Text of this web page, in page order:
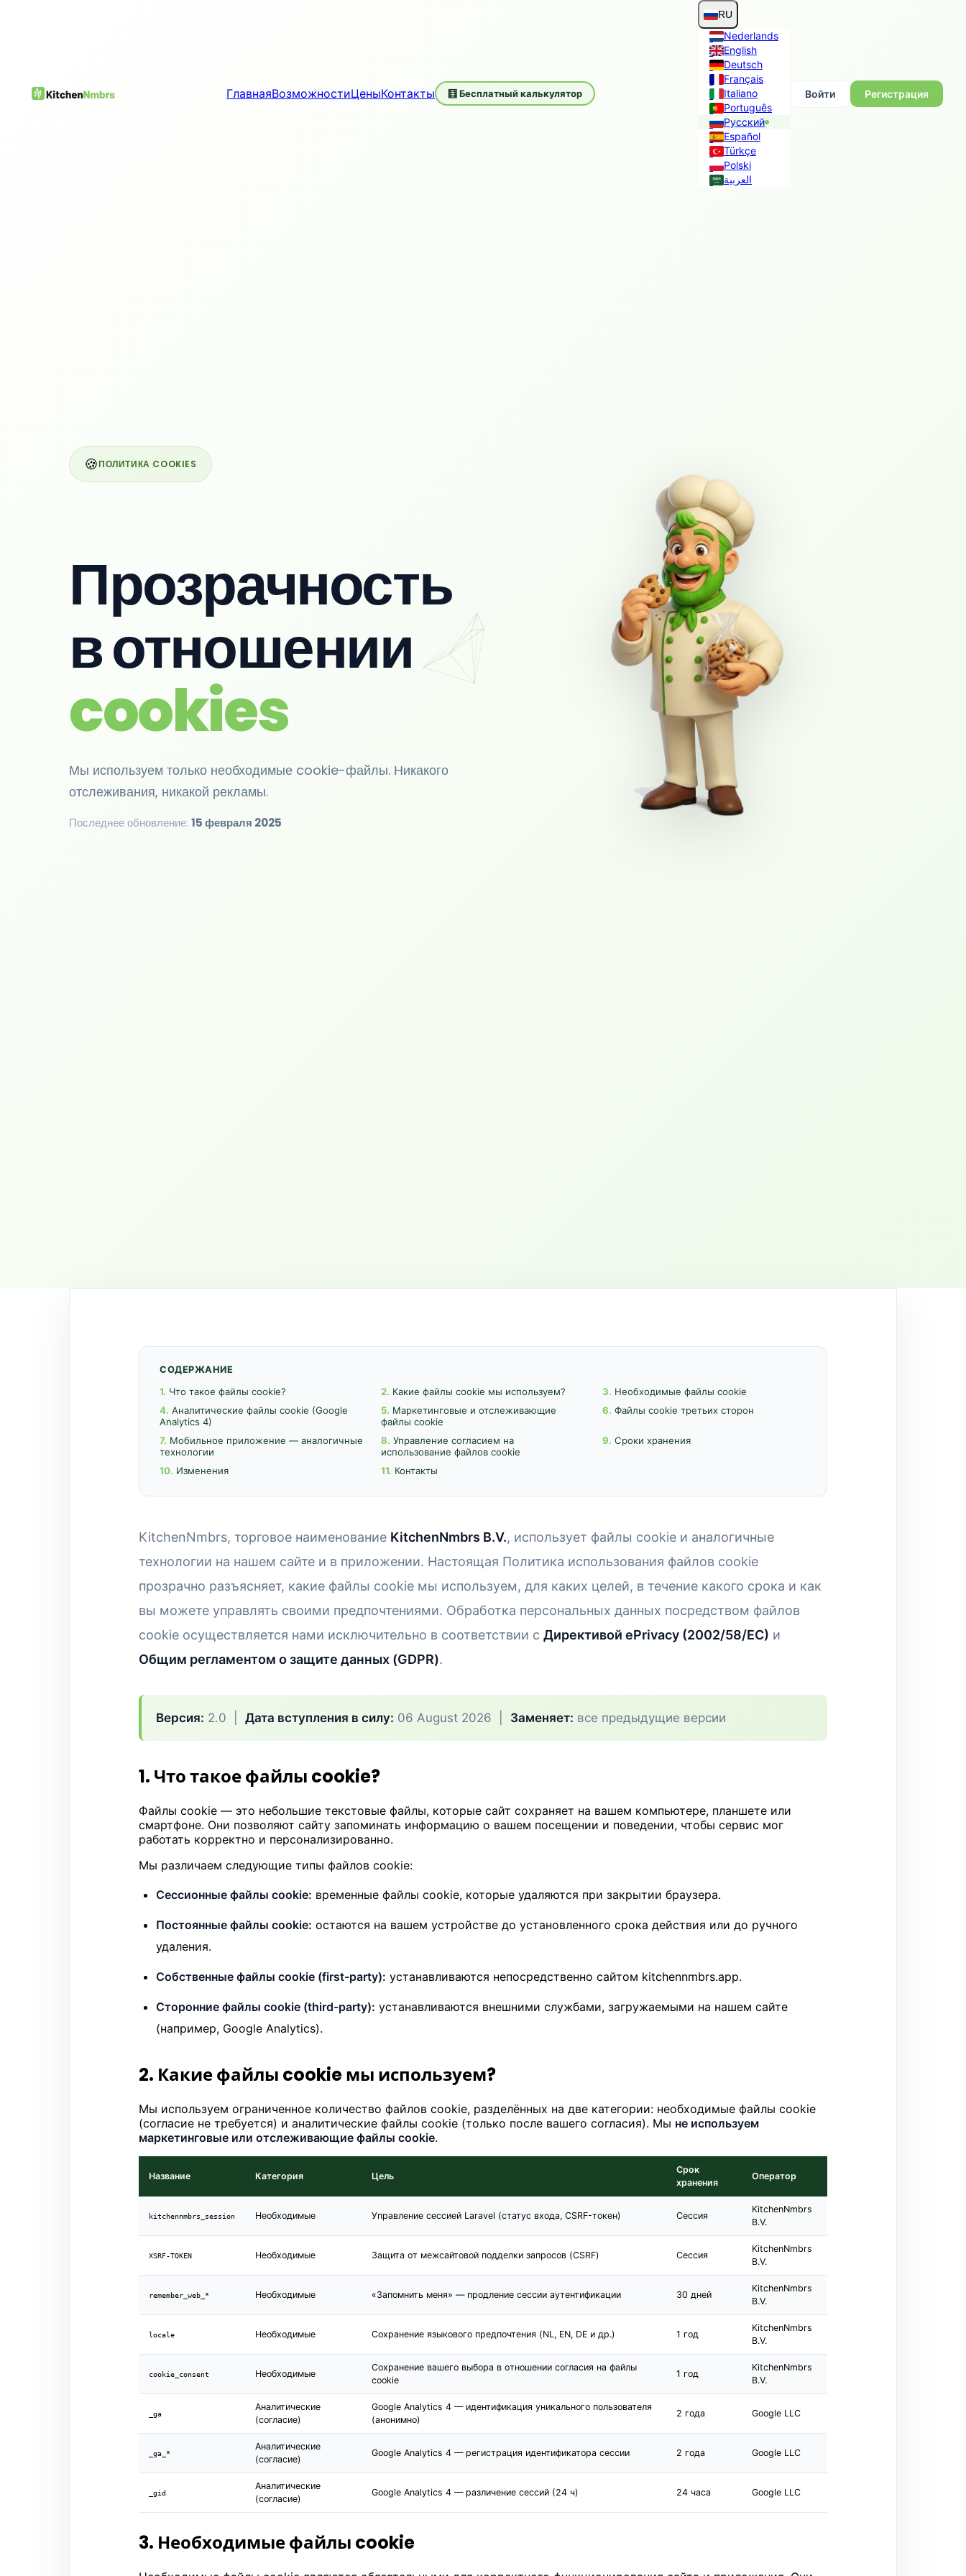
ГлавнаяВозможностиЦеныКонтакты 🧮 Бесплатный калькулятор
RU
Nederlands
English
Deutsch
Français
Italiano
Português
Русский
Español
Türkçe
Polski
العربية
Войти Регистрация
🍪ПОЛИТИКА COOKIES
Прозрачность
в отношении
cookies
Мы используем только необходимые cookie-файлы. Никакого
отслеживания, никакой рекламы.
Последнее обновление: 15 февраля 2025
СОДЕРЖАНИЕ
1. Что такое файлы cookie? 2. Какие файлы cookie мы используем? 3. Необходимые файлы cookie
4. Аналитические файлы cookie (Google
Analytics 4)
5. Маркетинговые и отслеживающие
файлы cookie
6. Файлы cookie третьих сторон
7. Мобильное приложение — аналогичные
технологии
8. Управление согласием на
использование файлов cookie
9. Сроки хранения
10. Изменения 11. Контакты
KitchenNmbrs, торговое наименование KitchenNmbrs B.V., использует файлы cookie и аналогичные
технологии на нашем сайте и в приложении. Настоящая Политика использования файлов cookie
прозрачно разъясняет, какие файлы cookie мы используем, для каких целей, в течение какого срока и как
вы можете управлять своими предпочтениями. Обработка персональных данных посредством файлов
cookie осуществляется нами исключительно в соответствии с Директивой ePrivacy (2002/58/EC) и
Общим регламентом о защите данных (GDPR).
Версия: 2.0 | Дата вступления в силу: 06 August 2026 | Заменяет: все предыдущие версии
1. Что такое файлы cookie?
Файлы cookie — это небольшие текстовые файлы, которые сайт сохраняет на вашем компьютере, планшете или
смартфоне. Они позволяют сайту запоминать информацию о вашем посещении и поведении, чтобы сервис мог
работать корректно и персонализированно.
Мы различаем следующие типы файлов cookie:
Сессионные файлы cookie: временные файлы cookie, которые удаляются при закрытии браузера.
Постоянные файлы cookie: остаются на вашем устройстве до установленного срока действия или до ручного
удаления.
Собственные файлы cookie (first-party): устанавливаются непосредственно сайтом kitchennmbrs.app.
Сторонние файлы cookie (third-party): устанавливаются внешними службами, загружаемыми на нашем сайте
(например, Google Analytics).
2. Какие файлы cookie мы используем?
Мы используем ограниченное количество файлов cookie, разделённых на две категории: необходимые файлы cookie
(согласие не требуется) и аналитические файлы cookie (только после вашего согласия). Мы не используем
маркетинговые или отслеживающие файлы cookie.
Название Категория Цель
Срок
хранения
Оператор
kitchennmbrs_session Необходимые Управление сессией Laravel (статус входа, CSRF-токен) Сессия
KitchenNmbrs
B.V.
XSRF-TOKEN Необходимые Защита от межсайтовой подделки запросов (CSRF) Сессия
KitchenNmbrs
B.V.
remember_web_* Необходимые «Запомнить меня» — продление сессии аутентификации 30 дней
KitchenNmbrs
B.V.
locale Необходимые Сохранение языкового предпочтения (NL, EN, DE и др.) 1 год
KitchenNmbrs
B.V.
cookie_consent Необходимые
Сохранение вашего выбора в отношении согласия на файлы
cookie
1 год
KitchenNmbrs
B.V.
_ga
Аналитические
(согласие)
Google Analytics 4 — идентификация уникального пользователя
(анонимно)
2 года Google LLC
_ga_*
Аналитические
(согласие)
Google Analytics 4 — регистрация идентификатора сессии 2 года Google LLC
_gid
Аналитические
(согласие)
Google Analytics 4 — различение сессий (24 ч) 24 часа Google LLC
3. Необходимые файлы cookie